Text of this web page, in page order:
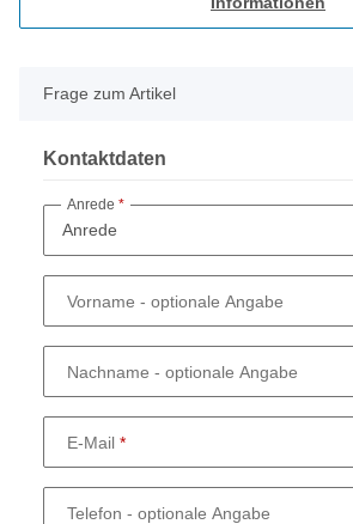
Frage zum Artikel
Kontaktdaten
Anrede
Vorname - optionale Angabe
Nachname - optionale Angabe
E-Mail
Telefon - optionale Angabe